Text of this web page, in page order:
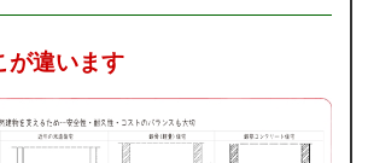
が違います